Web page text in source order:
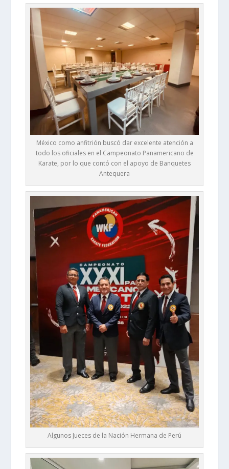
México como anfitrión buscó dar excelente atención a
todo los oficiales en el Campeonato Panamericano de
Karate, por lo que contó con el apoyo de Banquetes
Antequera
Algunos Jueces de la Nación Hermana de Perú